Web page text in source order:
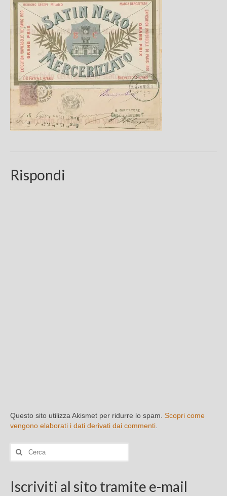
Chi sono
FAQ
Contatti
Rispondi
Questo sito utilizza Akismet per ridurre lo spam. Scopri come
vengono elaborati i dati derivati dai commenti
Cerca:
Iscriviti al sito tramite e-mail